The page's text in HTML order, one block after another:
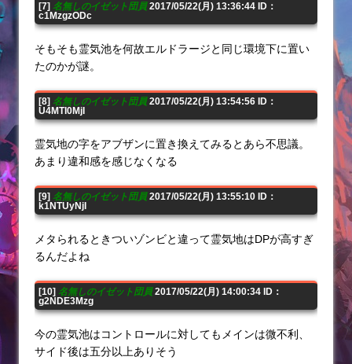
[7] 名無しのイゼット団員2017/05/22(月) 13:36:44 ID：
c1MzgzODc
そもそも霊気池を何故エルドラージと同じ環境下に置い
たのかが謎。
[8] 名無しのイゼット団員2017/05/22(月) 13:54:56 ID：
U4MTI0MjI
霊気地の字をアブザンに置き換えてみるとあら不思議。
あまり違和感を感じなくなる
[9] 名無しのイゼット団員2017/05/22(月) 13:55:10 ID：
k1NTUyNjI
メタられるときついゾンビと違って霊気地はDPが高すぎ
るんだよね
[10] 名無しのイゼット団員2017/05/22(月) 14:00:34 ID：
g2NDE3Mzg
今の霊気池はコントロールに対してもメインは微不利、
サイド後は五分以上ありそう